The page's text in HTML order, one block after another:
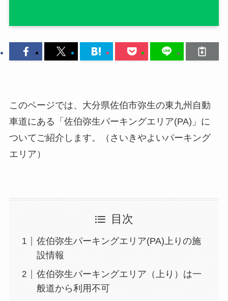
このページでは、大分県佐伯市弥生の東九州自動
車道にある「佐伯弥生パーキングエリア(PA)」に
ついてご紹介します。（さいきやよいパーキング
エリア）
目次
佐伯弥生パーキングエリア(PA)上りの施
設情報
佐伯弥生パーキングエリア（上り）は一
般道から利用不可